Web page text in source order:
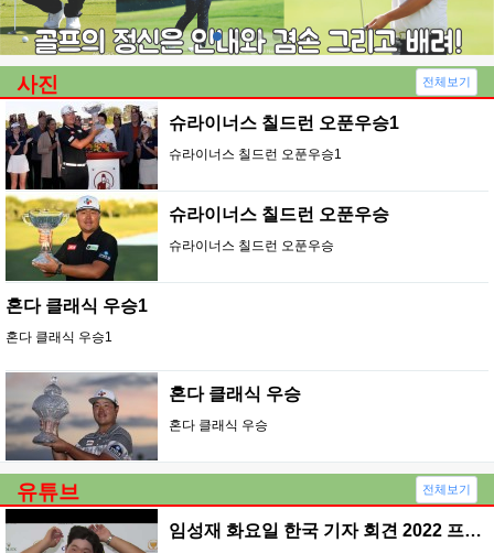
사진
슈라이너스 칠드런 오푼우승1
슈라이너스 칠드런 오푼우승1
슈라이너스 칠드런 오푼우승
슈라이너스 칠드런 오푼우승
혼다 클래식 우승1
혼다 클래식 우승1
혼다 클래식 우승
혼다 클래식 우승
전체보기
유튜브
임성재 화요일 한국 기자 회견 2022 프레지…
전체보기